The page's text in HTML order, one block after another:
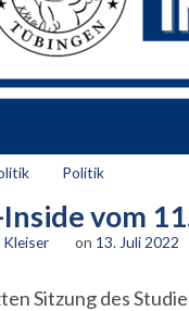
Politik
vom
on 13. Juli 2022
Sitzung des